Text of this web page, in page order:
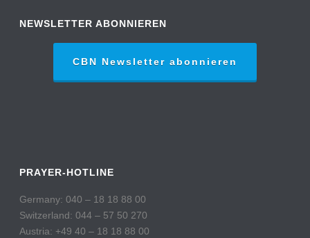
NEWSLETTER ABONNIEREN
CBN Newsletter abonnieren
PRAYER-HOTLINE
Germany: 040 – 18 18 88 00
Switzerland: 044 – 57 50 270
Austria: +49 40 – 18 18 88 00